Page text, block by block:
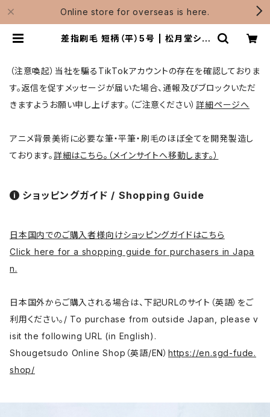
Online store for overseas is here.
差指刷毛 短柄（平）5号 | 松月堂ショ
（注意喚起）当社を騙るTikTokアカウントの存在を確認しておりま
す。返信を促すメッセージが届いた場合、通報及びブロックいただ
きますようお願い申し上げます。（ご注意ください）詳細ページへ
アニメ背景美術に必要な筆・平筆・刷毛のほぼ全てを開発製造し
ております。詳細はこちら。（メインサイトへ移動します。）
ショッピングガイド / Shopping Guide
日本国内でのご購入者様向けショッピングガイドはこちら
Click here for a shopping guide for purchasers in Japa
n.
日本国外からご購入される場合は、下記URLのサイト（英語）をご
利用ください。/ To purchase from outside Japan, please v
isit the following URL (in English).
Shougetsudo Online Shop（英語/EN）https://en.sgd-fude.
shop/